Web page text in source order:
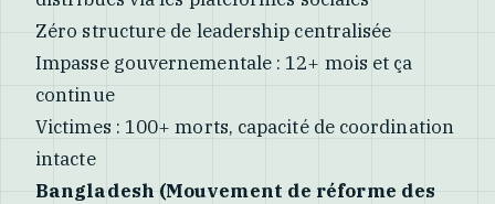
Zéro structure de leadership centralisée
Impasse gouvernementale : 12+ mois et ça
continue
Victimes : 100+ morts, capacité de coordination
intacte
Bangladesh (Mouvement de réforme des